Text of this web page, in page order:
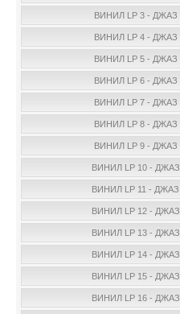
ВИНИЛ LP 3 - ДЖАЗ
ВИНИЛ LP 4 - ДЖАЗ
ВИНИЛ LP 5 - ДЖАЗ
ВИНИЛ LP 6 - ДЖАЗ
ВИНИЛ LP 7 - ДЖАЗ
ВИНИЛ LP 8 - ДЖАЗ
ВИНИЛ LP 9 - ДЖАЗ
ВИНИЛ LP 10 - ДЖАЗ
ВИНИЛ LP 11 - ДЖАЗ
ВИНИЛ LP 12 - ДЖАЗ
ВИНИЛ LP 13 - ДЖАЗ
ВИНИЛ LP 14 - ДЖАЗ
ВИНИЛ LP 15 - ДЖАЗ
ВИНИЛ LP 16 - ДЖАЗ